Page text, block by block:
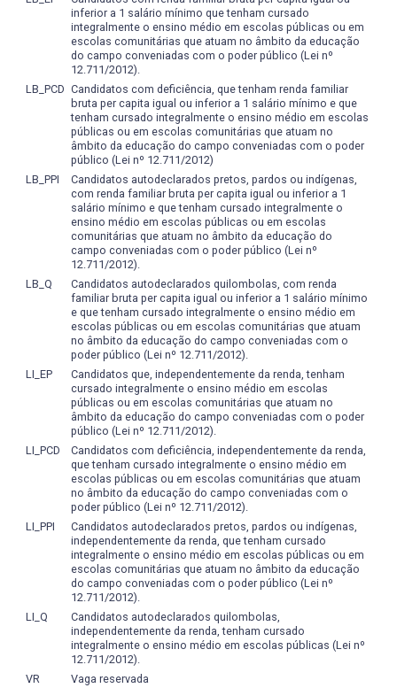
sobre a literatura enquanto forma de expressão cultural,
artística e ideológica.
Propiciar o uso de novas tecnologias relacionadas ao
ensino.
Fazer com que o aluno assuma sua formação
acadêmico-profissional como processo contínuo,
autônomo e permanente.
Motivar o aluno a participar de projetos de que articulem
ensino, pesquisa e extensão.
saber, o saber fazer e o saber ser”, para promover o
exercício consciente e competente da profissão de
professor e da cidadania (BARROS, 2010, p. 12).
As avaliações são diversificadas e fundamentadas em
critérios flexíveis às especificidades das diferentes
disciplinas e áreas de conhecimento. Entre outros
aspectos, visam a identificar interesses, aptidões, traços
de personalidade e graus de envolvimento, para facilitar a
aprendizagem e a aplicação dos conhecimentos através
de atividades de ensino, pesquisa e extensão.
As avaliações do processo ensino-aprendizagem
seguirão o disposto nos artigos 65, 66, 67, 68, 69 e 70 do
Regulamento do Ensino de Graduação da UFPel.
Acrescenta-se ainda que será considerado aprovado o
aluno que, com pelo menos 75% de presenças na
disciplina, obtiver média 7,0, resultado da soma e divisão
pelo número de avaliações presenciais (no mínimo 2 e
com o mesmo peso) realizadas durante o semestre e
cujo peso será estabelecido pelo professor da disciplina. O
aluno que não frequentar no mínimo 75% da disciplina
será considerado reprovado, independentemente da
média obtida. Aquele que tiver a frequência mínima e
atingir a média entre 3,0 e 6,9 poderá prestar exame, que
consistirá na realização de uma prova (peso dez) sobre o
conteúdo desenvolvido no semestre. A nota do exame
será somada à nota final do semestre e dividida por 2. O
resultado para aprovação deverá ser igual ou superior a 5.
O docente apresenta à turma no início do período letivo os
instrumentos, critérios e conceitos de avaliação,
conforme o plano de ensino. Além disso, discute os
resultados de cada avaliação parcial antes do próximo
processo avaliativo, conforme o estipulado no artigo 67
do regulamento do ensino de graduação da UFPel.
O objetivo central dos processos de avaliação consiste na
formação acadêmica e cidadã do discente, visando a sua
emancipação social e profissional, a partir de reflexões
sobre as práticas pedagógicas e o significado social do
nos Países Africanos de Língua (Oficial) Portuguesa
Coordenador:Alfeu Sparemberger
Vozes de aprendizagem E/LE e fronteiras linguísticas
Coordenador: Ana Lourdes da Rosa Nieves Brochi
Fernández
O ritmo linguístico em dados de escrita do PB e do PE: a
relação entre grupos rítmicos e domínios prosódicos
Período: 01/06/2013 a 01/06/2017
Ana Paula Nobre da Cunha
Orações Interrogativas no Latim Tardio: Comparações
com o Latim Clássico e o Português
Período: 01/01/2014 a 31/12/2017
André Luís Antonelli
Literatura de cárcere: o testemunho histórico-político e a
escrita de si
Período: 01/07/2011 – 31/12/2014
Aulus Mandagará Martins
Literatura e experiência histórica
Período: 05/2013 a 06/2017
Aulus Mandagará Martins
Teoria da Relevância e a tradução do humor em
Shakespeare
Período: 18/08/2014 – 17/08/2015
Beatriz Viegas Faria
A partir do diagnóstico a ser extraído da Pesquisa do
Egresso será possível planejar e promover a oferta de
cursos de formação continuada adequada às
necessidades profissionais de cada área de atuação.
inferior a 1 salário mínimo que tenham cursado
integralmente o ensino médio em escolas públicas ou em
escolas comunitárias que atuam no âmbito da educação
do campo conveniadas com o poder público (Lei nº
12.711/2012).
LB_PCD Candidatos com deficiência, que tenham renda familiar
bruta per capita igual ou inferior a 1 salário mínimo e que
tenham cursado integralmente o ensino médio em escolas
públicas ou em escolas comunitárias que atuam no
âmbito da educação do campo conveniadas com o poder
público (Lei nº 12.711/2012)
LB_PPI
Candidatos autodeclarados pretos, pardos ou indígenas,
com renda familiar bruta per capita igual ou inferior a 1
salário mínimo e que tenham cursado integralmente o
ensino médio em escolas públicas ou em escolas
comunitárias que atuam no âmbito da educação do
campo conveniadas com o poder público (Lei nº
12.711/2012).
LB_Q
Candidatos autodeclarados quilombolas, com renda
familiar bruta per capita igual ou inferior a 1 salário mínimo
e que tenham cursado integralmente o ensino médio em
escolas públicas ou em escolas comunitárias que atuam
no âmbito da educação do campo conveniadas com o
poder público (Lei nº 12.711/2012).
LI_EP
Candidatos que, independentemente da renda, tenham
cursado integralmente o ensino médio em escolas
públicas ou em escolas comunitárias que atuam no
âmbito da educação do campo conveniadas com o poder
público (Lei nº 12.711/2012).
LI_PCD
Candidatos com deficiência, independentemente da renda,
que tenham cursado integralmente o ensino médio em
escolas públicas ou em escolas comunitárias que atuam
no âmbito da educação do campo conveniadas com o
poder público (Lei nº 12.711/2012).
LI_PPI
Candidatos autodeclarados pretos, pardos ou indígenas,
independentemente da renda, que tenham cursado
integralmente o ensino médio em escolas públicas ou em
escolas comunitárias que atuam no âmbito da educação
do campo conveniadas com o poder público (Lei nº
12.711/2012).
LI_Q
Candidatos autodeclarados quilombolas,
independentemente da renda, tenham cursado
integralmente o ensino médio em escolas públicas (Lei nº
12.711/2012).
VR
Vaga reservada